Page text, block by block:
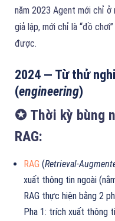
năm 2023 Agent mới chỉ
giả lập, mới chỉ là “đồ
được.
2024 — Từ thử
(engineering)
✪ Thời kỳ bùng
RAG:
RAG (Retrieval-
xuất thông tin ngoài
RAG thực hiện bằng 2
Pha 1: trích xuất thông